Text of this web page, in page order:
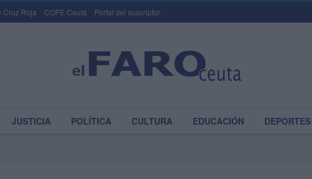
Cruz Roja COPE Ceuta Portal del suscriptor
JUSTICIA POLÍTICA CULTURA EDUCACIÓN DEPORTES